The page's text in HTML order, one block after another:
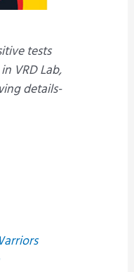
tests
VRD Lab,
details-